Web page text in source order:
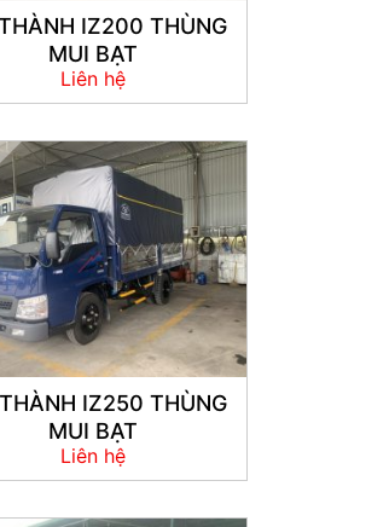
IZ200 THÙNG
MUI BẠT
Liên hệ
IZ250 THÙNG
MUI BẠT
Liên hệ